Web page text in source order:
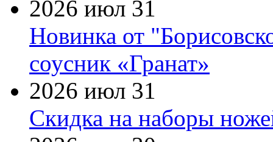
2026 июл 31
Новинка от
соусник «Гранат»
2026 июл 31
Скидка на наборы